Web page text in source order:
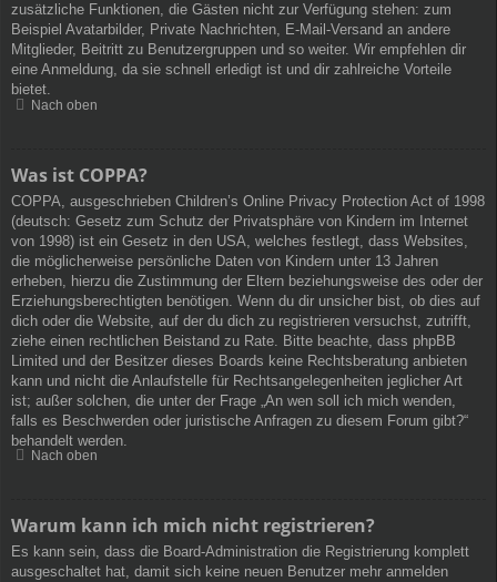
zusätzliche Funktionen, die Gästen nicht zur Verfügung stehen: zum
Beispiel Avatarbilder, Private Nachrichten, E-Mail-Versand an andere
Mitglieder, Beitritt zu Benutzergruppen und so weiter. Wir empfehlen dir
eine Anmeldung, da sie schnell erledigt ist und dir zahlreiche Vorteile
bietet.
Nach oben
Was ist COPPA?
COPPA, ausgeschrieben Children’s Online Privacy Protection Act of 1998
(deutsch: Gesetz zum Schutz der Privatsphäre von Kindern im Internet
von 1998) ist ein Gesetz in den USA, welches festlegt, dass Websites,
die möglicherweise persönliche Daten von Kindern unter 13 Jahren
erheben, hierzu die Zustimmung der Eltern beziehungsweise des oder der
Erziehungsberechtigten benötigen. Wenn du dir unsicher bist, ob dies auf
dich oder die Website, auf der du dich zu registrieren versuchst, zutrifft,
ziehe einen rechtlichen Beistand zu Rate. Bitte beachte, dass phpBB
Limited und der Besitzer dieses Boards keine Rechtsberatung anbieten
kann und nicht die Anlaufstelle für Rechtsangelegenheiten jeglicher Art
ist; außer solchen, die unter der Frage „An wen soll ich mich wenden,
falls es Beschwerden oder juristische Anfragen zu diesem Forum gibt?“
behandelt werden.
Nach oben
Warum kann ich mich nicht registrieren?
Es kann sein, dass die Board-Administration die Registrierung komplett
ausgeschaltet hat, damit sich keine neuen Benutzer mehr anmelden